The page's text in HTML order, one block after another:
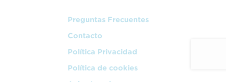
Preguntas Frecuentes
Contacto
Política Privacidad
Política de cookies